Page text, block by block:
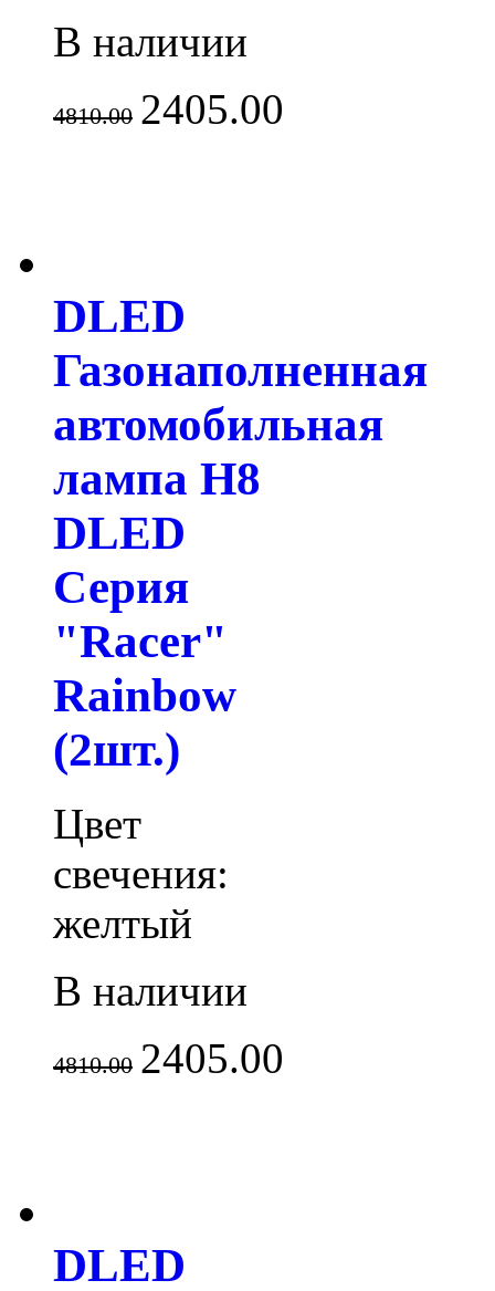
В наличии
4810.00 2405.00
DLED
Газонаполненная
автомобильная
лампа H8
DLED
Серия
"Racer"
Rainbow
(2шт.)
Цвет
свечения:
желтый
В наличии
4810.00 2405.00
DLED